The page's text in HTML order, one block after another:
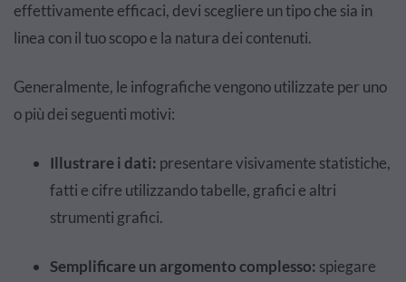
effettivamente efficaci, devi scegliere un tipo che sia in
linea con il tuo scopo e la natura dei contenuti.
Generalmente, le infografiche vengono utilizzate per uno
o più dei seguenti motivi:
Illustrare i dati: presentare visivamente statistiche,
fatti e cifre utilizzando tabelle, grafici e altri
strumenti grafici.
Semplificare un argomento complesso: spiegare